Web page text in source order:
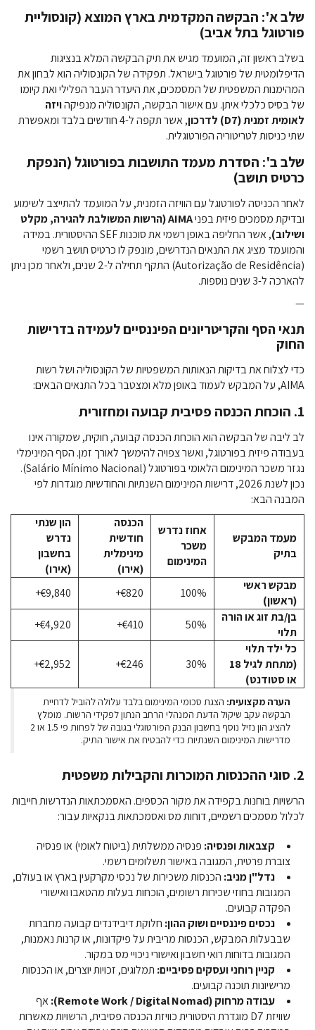
שלב א': הבקשה המקדמית בארץ המוצא (קונסוליית
פורטוגל בתל אביב)
בשלב ראשון זה, המועמד מגיש את תיק הבקשה המלא בנציגות
הדיפלומטית של פורטוגל בישראל. תפקידה של הקונסוליה הוא לבחון את
המהימנות המשפטית של המסמכים, את היעדר העבר הפלילי ואת קיומו
של בסיס כלכלי איתן. עם אישור הבקשה, הקונסוליה מנפיקהויזה
לאומית זמנית (D7) לדרכון
, אשר תקפה ל-4 חודשים בלבד ומאפשרת
שתי כניסות לטריטוריה הפורטוגלית.
שלב ב': הסדרת מעמד התושבות בפורטוגל (הנפקת
כרטיס תושב)
לאחר הכניסה לפורטוגל עם הוויזה הזמנית, על המועמד להתייצב לשימוע
ובדיקת מסמכים פיזית בפני
AIMA (הרשות המשולבת להגירה, מקלט
ושילוב)
, אשר החליפה באופן רשמי את סוכנות SEF ההיסטורית. במידה
והמועמד מציג את התנאים הנדרשים, מונפק לו כרטיס תושב רשמי
(Autorização de Residência) התקף תחילה ל-2 שנים, ולאחר מכן ניתן
להארכה ל-3 שנים נוספות.
—
תנאי הסף והקריטריונים הפיננסיים לעמידה בדרישות
החוק
כדי לצלוח את בדיקות הנאותות המשפטיות של הקונסוליה ושל רשות
AIMA, על המבקש לעמוד באופן מלא ומצטבר בכל התנאים הבאים:
1. הוכחת הכנסה פסיבית קבועה ומחזורית
לב ליבה של הבקשה הוא הוכחת הכנסה קבועה, חוקית, שמקורה אינו
בעבודה פיזית בפורטוגל, ואשר צפויה להימשך לאורך זמן. הסף המינימלי
נגזר משכר המינימום הלאומי בפורטוגל (Salário Mínimo Nacional).
נכון לשנת 2026, דרישות המינימום השנתיות והחודשיות מוגדרות לפי
המבנה הבא:
מעמד המבקש
בתיק
אחוז נדרש
משכר
המינימום
הכנסה
חודשית
מינימלית
(אירו)
הון שנתי
נדרש
בחשבון
(אירו)
מבקש ראשי
(ראשון)
100%
€820+
€9,840+
בן/בת זוג או הורה
תלוי
50%
€410+
€4,920+
כל ילד תלוי
(מתחת לגיל 18
או סטודנט)
30%
€246+
€2,952+
הערה מקצועית: הצגת סכומי המינימום בלבד עלולה להוביל לדחיית
הבקשה עקב שיקול הדעת המנהלי הרחב הנתון לפקידי הרשות. מומלץ
להציג הון נזיל נוסף בחשבון הבנק הפורטוגלי בגובה של לפחות פי 1.5 או 2
מדרישות המינימום השנתיות כדי להבטיח את אישור התיק.
2. סוגי ההכנסות המוכרות והקבילות משפטית
הרשויות בוחנות בקפידה את מקור הכספים. האסמכתאות הנדרשות חייבות
לכלול מסמכים רשמיים, דוחות מס ואסמכתאות בנקאיות עבור:
קצבאות ופנסיה: פנסיה ממשלתית (ביטוח לאומי) או פנסיה
צוברת פרטית, המגובה באישור תשלומים רשמי.
נדל"ן מניב: הכנסות משכירות של נכסי מקרקעין בארץ או בעולם,
המגובות בחוזי שכירות רשומים, הוכחות בעלות מהטאבו ואישורי
הפקדה קבועים.
נכסים פיננסיים ושוק ההון: חלוקת דיבידנדים קבועה מחברות
שבבעלות המבקש, הכנסות מריבית על פיקדונות, או קרנות נאמנות,
המגובות בדוחות רואי חשבון ואישורי ניכויי מס במקור.
קניין רוחני ועסקים פסיביים: תמלוגים, זכויות יוצרים, או הכנסות
מרישיונות תוכנה קבועים.
עבודה מרחוק (Remote Work / Digital Nomad):
אף
שוויזת D7 מוגדרת היסטורית כוויזת הכנסה פסיבית, הרשויות מאשרות